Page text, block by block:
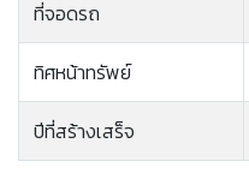
ที่จอดรถ
ทิศหน้าทรัพย์
ปีที่สร้างเสร็จ